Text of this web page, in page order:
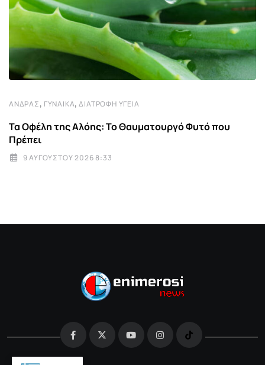
ΆΝΔΡΑΣ, ΓΥΝΑΊΚΑ,ΔΙΑΤΡΟΦΉ ΥΓΕΊΑ
Τα Οφέλη της Αλόης: Το Θαυματουργό Φυτό που
Πρέπει
9 ΑΥΓΟΎΣΤΟΥ 2026 8:33